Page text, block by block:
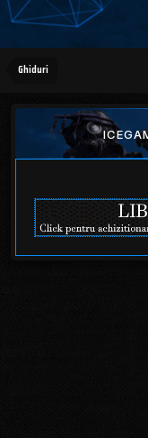
Ghiduri